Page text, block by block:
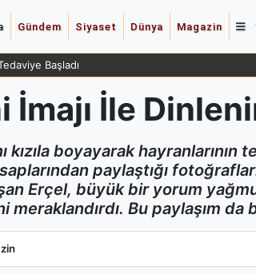
Gündem Siyaset Dünya Magazin
Başladı
İmajı İle
kızıla boyayarak
paylaştığı
Erçel, büyük bir yorum
Bu paylaşım
İmajı İle Dinlenirken Poz Verdi!